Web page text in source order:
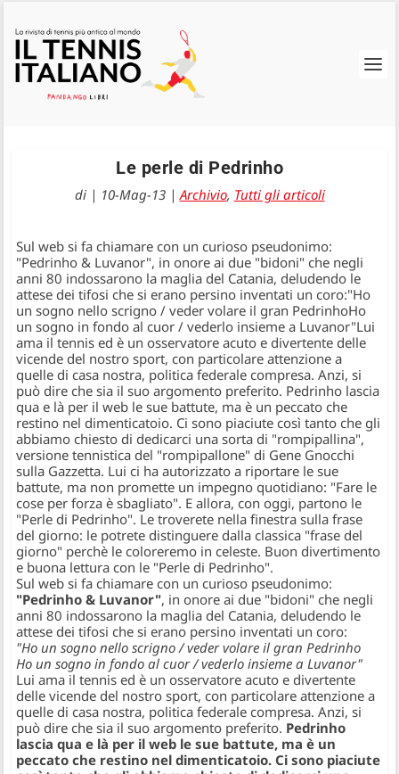
Le perle di Pedrinho
di | 10-Mag-13|Archivio, Tutti gli articoli
Sul web si fa chiamare con un curioso pseudonimo:
"Pedrinho & Luvanor", in onore ai due "bidoni" che negli
anni 80 indossarono la maglia del Catania, deludendo le
attese dei tifosi che si erano persino inventati un coro:"Ho
un sogno nello scrigno / veder volare il gran PedrinhoHo
un sogno in fondo al cuor / vederlo insieme a Luvanor"Lui
ama il tennis ed è un osservatore acuto e divertente delle
vicende del nostro sport, con particolare attenzione a
quelle di casa nostra, politica federale compresa. Anzi, si
può dire che sia il suo argomento preferito. Pedrinho lascia
qua e là per il web le sue battute, ma è un peccato che
restino nel dimenticatoio. Ci sono piaciute così tanto che gli
abbiamo chiesto di dedicarci una sorta di "rompipallina",
versione tennistica del "rompipallone" di Gene Gnocchi
sulla Gazzetta. Lui ci ha autorizzato a riportare le sue
battute, ma non promette un impegno quotidiano: "Fare le
cose per forza è sbagliato". E allora, con oggi, partono le
"Perle di Pedrinho". Le troverete nella finestra sulla frase
del giorno: le potrete distinguere dalla classica "frase del
giorno" perchè le coloreremo in celeste. Buon divertimento
e buona lettura con le "Perle di Pedrinho".
Sul web si fa chiamare con un curioso pseudonimo:
"Pedrinho & Luvanor", in onore ai due "bidoni" che negli
anni 80 indossarono la maglia del Catania, deludendo le
attese dei tifosi che si erano persino inventati un coro:
"Ho un sogno nello scrigno / veder volare il gran Pedrinho
Ho un sogno in fondo al cuor / vederlo insieme a Luvanor"
Lui ama il tennis ed è un osservatore acuto e divertente
delle vicende del nostro sport, con particolare attenzione a
quelle di casa nostra, politica federale compresa. Anzi, si
può dire che sia il suo argomento preferito. Pedrinho
lascia qua e là per il web le sue battute, ma è un
peccato che restino nel dimenticatoio. Ci sono piaciute